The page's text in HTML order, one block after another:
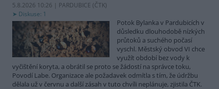
5.8.2026 10:26 | PARDUBICE (ČTK)
Diskuse: 1
Potok Bylanka v Pardubicích v
důsledku dlouhodobě nízkých
průtoků a suchého počasí
vyschl. Městský obvod VI chce
využít období bez vody k
vyčištění koryta, a obrátil se proto se žádostí na správce toku,
Povodí Labe. Organizace ale požadavek odmítla s tím, že údržbu
dělala už v červnu a další zásah v tuto chvíli neplánuje, zjistila ČTK.